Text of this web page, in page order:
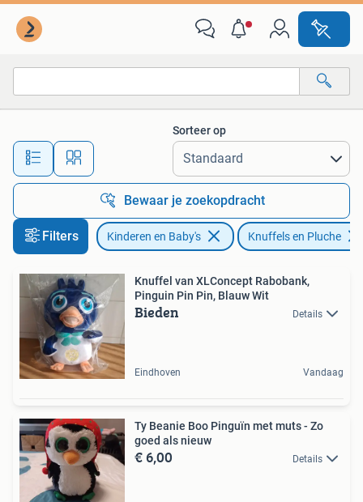
Alle afstanden…
Sorteer op
Bewaar je zoekopdracht
Filters Kinderen en Baby's Knuffels en Pluche
Knuffel van XLConcept Rabobank,
Pinguin Pin Pin, Blauw Wit
Bieden Details
Eindhoven Vandaag
Ty Beanie Boo Pinguïn met muts - Zo
goed als nieuw
€ 6,00 Details